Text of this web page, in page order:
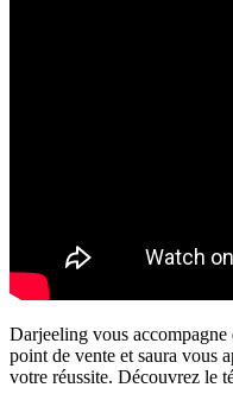
Darjeeling vous
point de vente et saura vous
votre réussite. Découvrez le